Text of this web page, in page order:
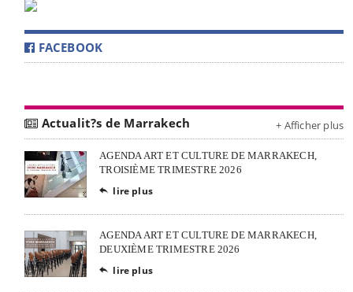
FACEBOOK
Actualit?s de Marrakech + Afficher plus
AGENDA ART ET CULTURE DE MARRAKECH,
TROISIÈME TRIMESTRE 2026
 lire plus
AGENDA ART ET CULTURE DE MARRAKECH,
DEUXIÈME TRIMESTRE 2026
 lire plus